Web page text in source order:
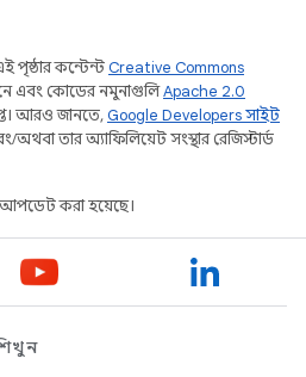
পৃষ্ঠার কন্টেন্টCreative Commons
এবং কোডের নমুনাগুলিApache 2.0
আরও জানতে,Google Developers সাইট
তার অ্যাফিলিয়েট সংস্থার রেজিস্টার্ড
করা হয়েছে।